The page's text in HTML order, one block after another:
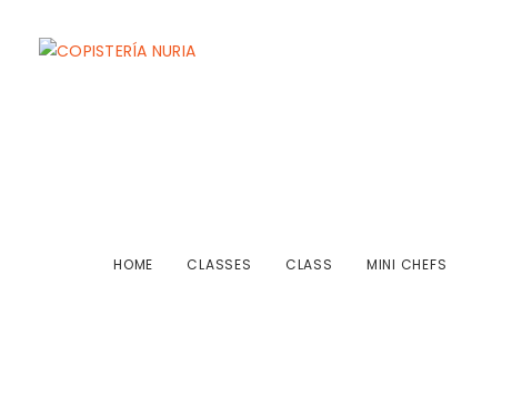
HOME CLASSES CLASS MINI CHEFS